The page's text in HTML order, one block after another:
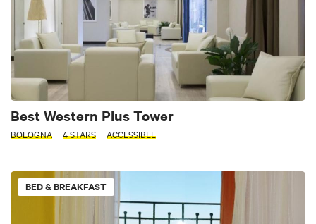
Best Western Plus Tower
BOLOGNA 4 STARS ACCESSIBLE
BED & BREAKFAST